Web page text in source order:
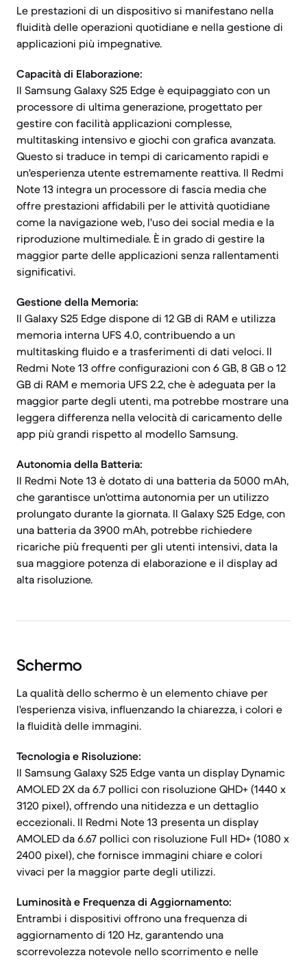
Le prestazioni di un dispositivo si manifestano nella
fluidità delle operazioni quotidiane e nella gestione di
applicazioni più impegnative.
Capacità di Elaborazione:
Il Samsung Galaxy S25 Edge è equipaggiato con un
processore di ultima generazione, progettato per
gestire con facilità applicazioni complesse,
multitasking intensivo e giochi con grafica avanzata.
Questo si traduce in tempi di caricamento rapidi e
un'esperienza utente estremamente reattiva. Il Redmi
Note 13 integra un processore di fascia media che
offre prestazioni affidabili per le attività quotidiane
come la navigazione web, l'uso dei social media e la
riproduzione multimediale. È in grado di gestire la
maggior parte delle applicazioni senza rallentamenti
significativi.
Gestione della Memoria:
Il Galaxy S25 Edge dispone di 12 GB di RAM e utilizza
memoria interna UFS 4.0, contribuendo a un
multitasking fluido e a trasferimenti di dati veloci. Il
Redmi Note 13 offre configurazioni con 6 GB, 8 GB o 12
GB di RAM e memoria UFS 2.2, che è adeguata per la
maggior parte degli utenti, ma potrebbe mostrare una
leggera differenza nella velocità di caricamento delle
app più grandi rispetto al modello Samsung.
Autonomia della Batteria:
Il Redmi Note 13 è dotato di una batteria da 5000 mAh,
che garantisce un'ottima autonomia per un utilizzo
prolungato durante la giornata. Il Galaxy S25 Edge, con
una batteria da 3900 mAh, potrebbe richiedere
ricariche più frequenti per gli utenti intensivi, data la
sua maggiore potenza di elaborazione e il display ad
alta risoluzione.
Schermo
La qualità dello schermo è un elemento chiave per
l'esperienza visiva, influenzando la chiarezza, i colori e
la fluidità delle immagini.
Tecnologia e Risoluzione:
Il Samsung Galaxy S25 Edge vanta un display Dynamic
AMOLED 2X da 6.7 pollici con risoluzione QHD+ (1440 x
3120 pixel), offrendo una nitidezza e un dettaglio
eccezionali. Il Redmi Note 13 presenta un display
AMOLED da 6.67 pollici con risoluzione Full HD+ (1080 x
2400 pixel), che fornisce immagini chiare e colori
vivaci per la maggior parte degli utilizzi.
Luminosità e Frequenza di Aggiornamento:
Entrambi i dispositivi offrono una frequenza di
aggiornamento di 120 Hz, garantendo una
scorrevolezza notevole nello scorrimento e nelle